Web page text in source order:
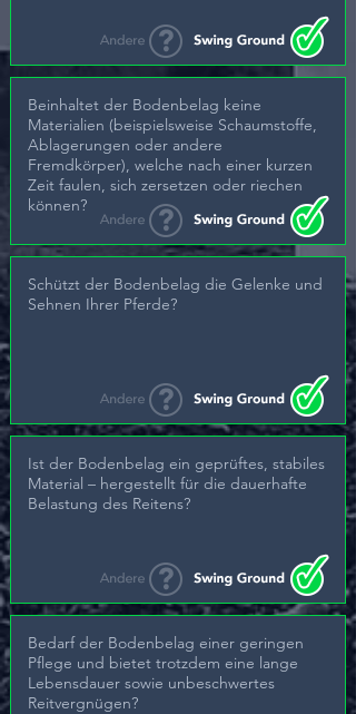
Beinhaltet der Bodenbelag keine
Materialien (beispielsweise Schaumstoffe,
Ablagerungen oder andere
Fremdkörper), welche nach einer kurzen
Zeit faulen, sich zersetzen oder riechen
können?
Schützt der Bodenbelag die Gelenke und
Sehnen Ihrer Pferde?
Ist der Bodenbelag ein geprüftes, stabiles
Material – hergestellt für die dauerhafte
Belastung des Reitens?
Bedarf der Bodenbelag einer geringen
Pflege und bietet trotzdem eine lange
Lebensdauer sowie unbeschwertes
Reitvergnügen?